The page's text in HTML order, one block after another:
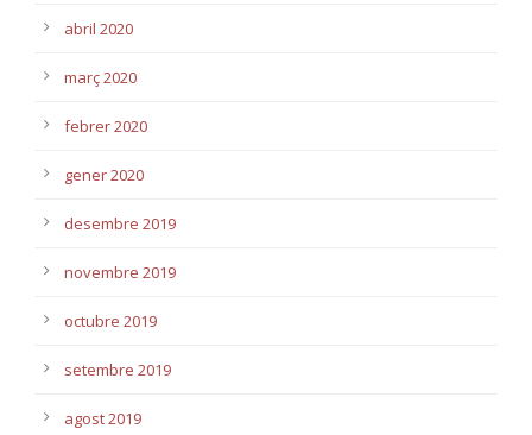
abril 2020
març 2020
febrer 2020
gener 2020
desembre 2019
novembre 2019
octubre 2019
setembre 2019
agost 2019